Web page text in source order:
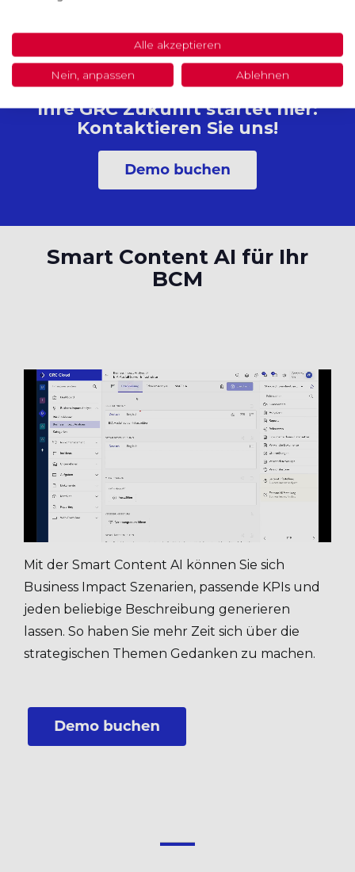
Ihre GRC Zukunft startet hier:
Kontaktieren Sie uns!
Smart Content AI für Ihr
BCM
Mit der Smart Content AI können Sie sich
Business Impact Szenarien, passende KPIs und
jeden beliebige Beschreibung generieren
lassen. So haben Sie mehr Zeit sich über die
strategischen Themen Gedanken zu machen.
Alle akzeptieren
Nein, anpassen Ablehnen